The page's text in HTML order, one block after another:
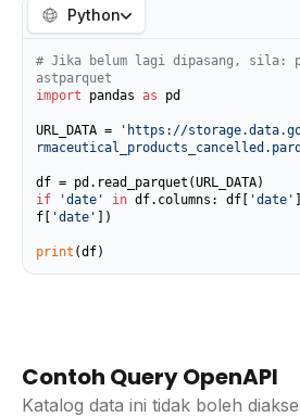
Python
# Jika belum lagi dipasang, sila:
astparquet
import pandas as pd
URL_DATA =
'https://
if
'date' in df.columns: df[ 'date'
f[
'date' ])
print (df)
Contoh Query OpenAPI
Katalog data ini tidak boleh